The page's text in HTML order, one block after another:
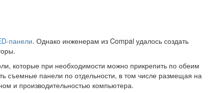
панели. Однако инженерам из Compal удалось создать
которые при необходимости можно прикрепить по обеим
съемные панели по отдельности, в том числе размещая на
и производительностью компьютера.